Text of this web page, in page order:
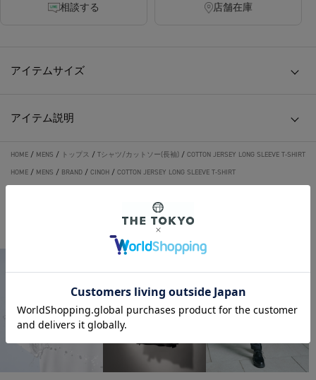
相談する 店舗在庫
アイテムサイズ
アイテム説明
HOME / MENS / トップス / Tシャツ/カットソー(長袖) / COTTON JERSEY LONG SLEEVE T-SHIRT
HOME / MENS / BRAND / CINOH / COTTON JERSEY LONG SLEEVE T-SHIRT
THE TOKYO ORIGINAL ITEMS